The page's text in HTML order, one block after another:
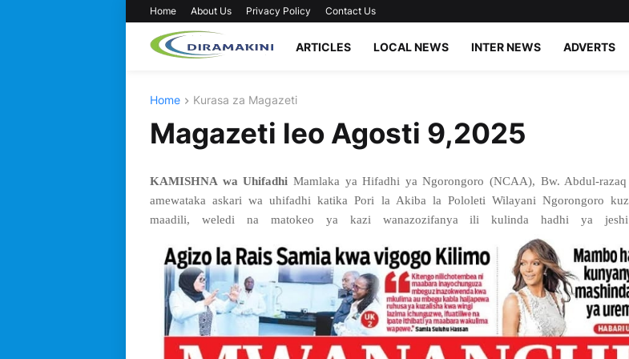
Home About Us Privacy Policy Contact Us
ARTICLES LOCAL NEWS INTER NEWS ADVERTS
Home Kurasa za Magazeti
Magazeti leo Agosti 9,2025
KAMISHNA wa Uhifadhi Mamlaka ya Hifadhi ya Ngorongoro (NCAA), Bw. Abdul-razaq
amewataka askari wa uhifadhi katika Pori la Akiba la Pololeti Wilayani Ngorongoro
maadili, weledi na matokeo ya kazi wanazozifanya ili kulinda hadhi ya